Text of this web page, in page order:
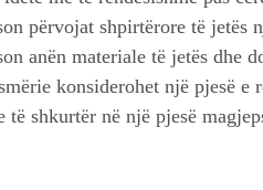
përvojat shpirtërore të jetës
anën materiale të jetës dhe
konsiderohet një pjesë
të shkurtër në një pjesë